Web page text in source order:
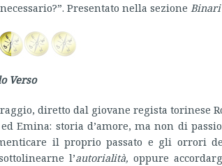
Presentato nella sezione Binari
Verso
diretto dal giovane regista torinese
Emina: storia d’amore, ma non di
il proprio passato e gli orrori
l’autorialità, oppure